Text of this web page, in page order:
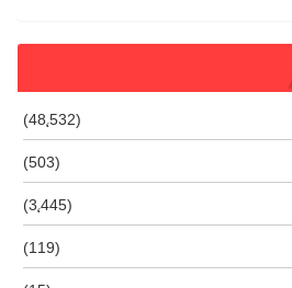
(48٬532)
(503)
(3٬445)
(119)